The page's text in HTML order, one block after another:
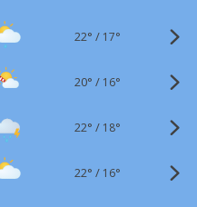
22° / 17°
20° / 16°
22° / 18°
22° / 16°